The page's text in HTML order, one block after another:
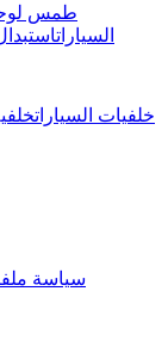
طمس
السيارات
خلفيات السيارات
سياسة